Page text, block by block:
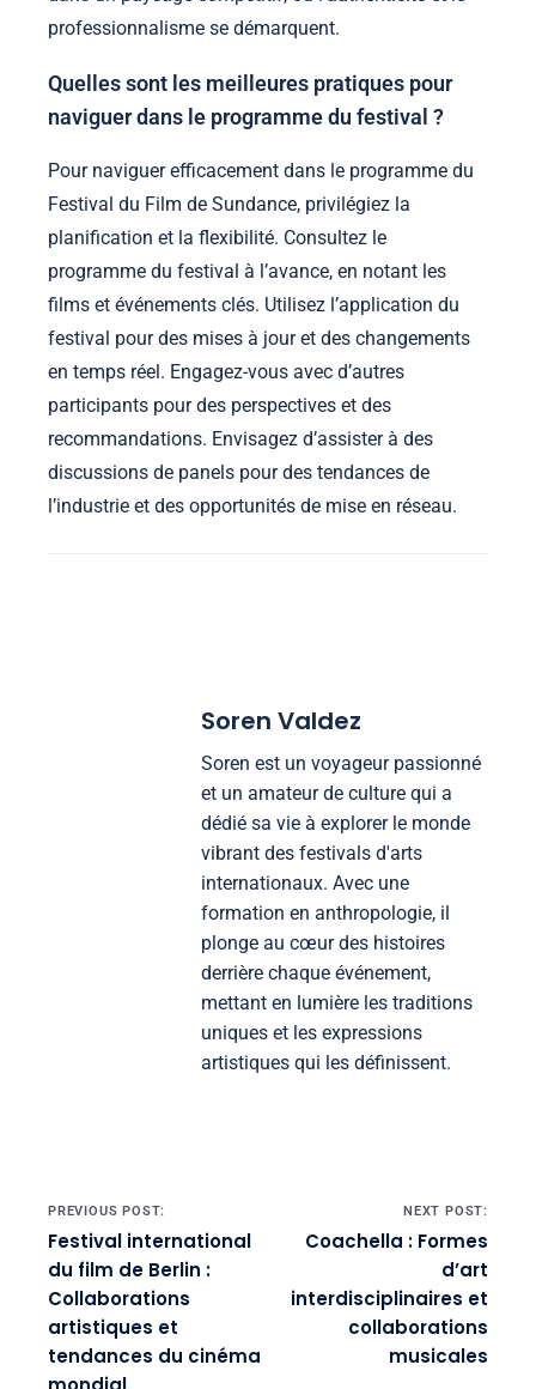
professionnalisme se démarquent.
Quelles sont les meilleures pratiques pour
naviguer dans le programme du festival ?
Pour naviguer efficacement dans le programme du
Festival du Film de Sundance, privilégiez la
planification et la flexibilité. Consultez le
programme du festival à l’avance, en notant les
films et événements clés. Utilisez l’application du
festival pour des mises à jour et des changements
en temps réel. Engagez-vous avec d’autres
participants pour des perspectives et des
recommandations. Envisagez d’assister à des
discussions de panels pour des tendances de
l’industrie et des opportunités de mise en réseau.
Soren Valdez
Soren est un voyageur passionné
et un amateur de culture qui a
dédié sa vie à explorer le monde
vibrant des festivals d'arts
internationaux. Avec une
formation en anthropologie, il
plonge au cœur des histoires
derrière chaque événement,
mettant en lumière les traditions
uniques et les expressions
artistiques qui les définissent.
Post navigation
PREVIOUS POST:
Festival international
du film de Berlin :
Collaborations
artistiques et
tendances du cinéma
NEXT POST:
Coachella : Formes
d’art
interdisciplinaires et
collaborations
musicales